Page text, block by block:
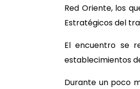
Red Oriente, los
Estratégicos del
El encuentro se
establecimientos
Durante un poco